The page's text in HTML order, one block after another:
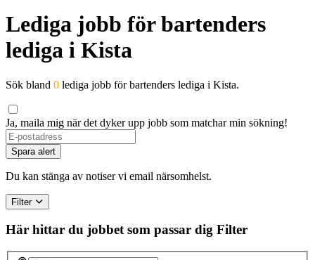
Lediga jobb för bartenders
lediga i Kista
Sök bland 0 lediga jobb för bartenders lediga i Kista.
Ja, maila mig när det dyker upp jobb som matchar min sökning!
Spara alert
Du kan stänga av notiser vi email närsomhelst.
Filter
Här hittar du jobbet som passar dig Filter